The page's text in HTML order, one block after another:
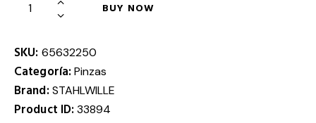
BUY NOW
SKU: 65632250
Categoría:Pinzas
Brand: STAHLWILLE
Product ID:33894